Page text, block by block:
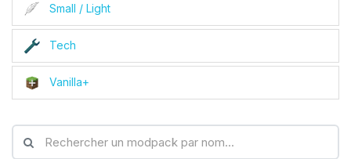
Small / Light
Tech
Vanilla+